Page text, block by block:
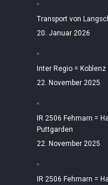
Transport von
20. Januar 2026
Inter Regio =
22. November 2025
IR 2506 Fehmarn =
Puttgarden
22. November 2025
IR 2506 Fehmarn =